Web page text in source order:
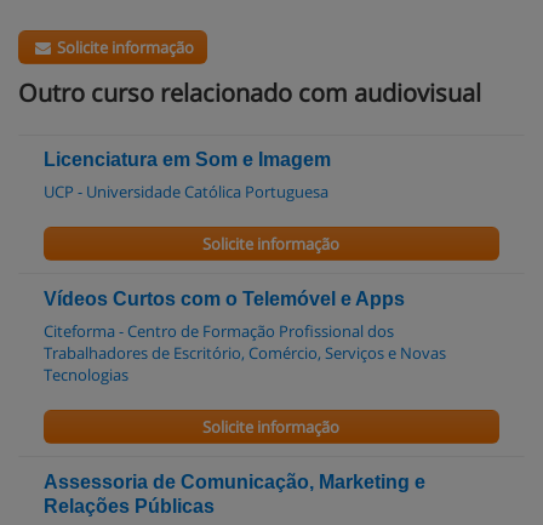
Solicite informação
Outro curso relacionado com audiovisual
Licenciatura em Som e Imagem
UCP - Universidade Católica Portuguesa
Solicite informação
Vídeos Curtos com o Telemóvel e Apps
Citeforma - Centro de Formação Profissional dos
Trabalhadores de Escritório, Comércio, Serviços e Novas
Tecnologias
Solicite informação
Assessoria de Comunicação, Marketing e
Relações Públicas